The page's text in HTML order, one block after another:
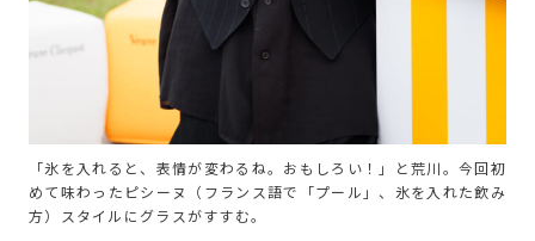
「氷を入れると、表情が変わるね。おもしろい！」と荒川。今回初
めて味わったピシーヌ（フランス語で「プール」、氷を入れた飲み
方）スタイルにグラスがすすむ。